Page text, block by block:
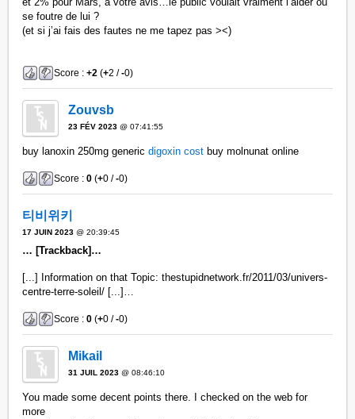
se foutre de lui ?
(et si j’ai fais des fautes ne me tapez pas ><)
Score :+2 (+2 /-0)
Zouvsb
23 FÉV 2023 @ 07:41:55
buy lanoxin 250mg genericdigoxin cost buy molnunat online
Score :0 (+0 /-0)
티비위키
17 JUIN 2023 @ 20:39:45
… [Trackback]…
[...] Information on that Topic: thestupidnetwork.fr/2011/03/univers-
centre-terre-soleil/ [...]…
Score :0 (+0 /-0)
Mikail
31 JUIL 2023 @ 08:46:10
You made some decent points there. I checked on the web for
more